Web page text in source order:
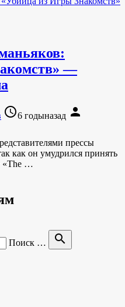
—
access_time6 годыназад person
прессы
как он умудрился принять
«The …
Поиск … search